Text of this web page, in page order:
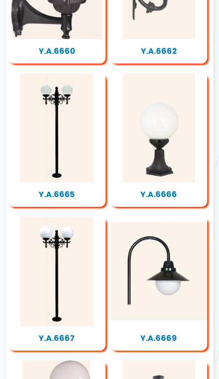
Y.A.6660 Y.A.6662
Y.A.6665 Y.A.6666
Y.A.6667 Y.A.6669